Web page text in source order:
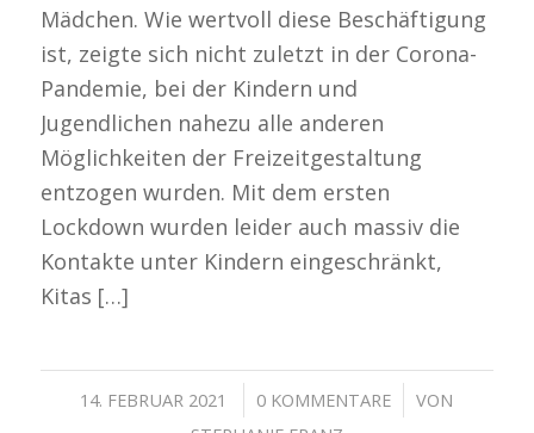
Mädchen. Wie wertvoll diese Beschäftigung
ist, zeigte sich nicht zuletzt in der Corona-
Pandemie, bei der Kindern und
Jugendlichen nahezu alle anderen
Möglichkeiten der Freizeitgestaltung
entzogen wurden. Mit dem ersten
Lockdown wurden leider auch massiv die
Kontakte unter Kindern eingeschränkt,
Kitas […]
14. FEBRUAR 2021
/ 0 KOMMENTARE
/
VON